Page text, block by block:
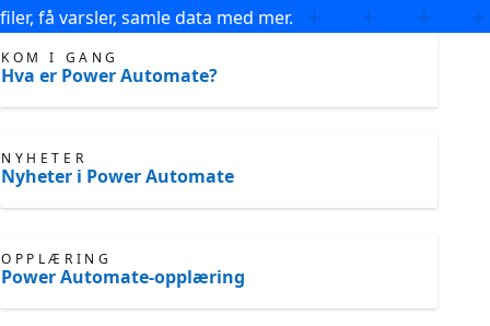
filer, få varsler, samle data med mer.
KOM I GANG
Hva er Power Automate?
NYHETER
Nyheter i Power Automate
OPPLÆRING
Power Automate-opplæring